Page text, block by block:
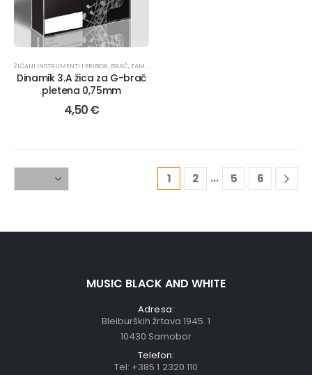
ŽIČANI INSTRUMENTI I PRIBOR, BRAČ,TAMBURAŠKI INSTRUMENTI
Dinamik 3.A žica za G-brač
pletena 0,75mm
4,50€
1 2 … 5 6
MUSIC BLACK AND WHITE
Adresa:
Bleiburških žrtava 1945. 1
10430 Samobor
Telefon:
Tel: +385 1 2320 110